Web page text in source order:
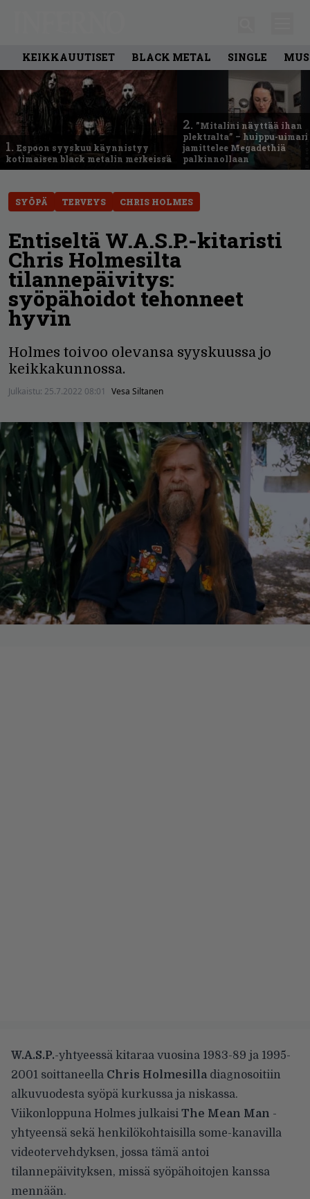
KEIKKAUUTISET BLACK METAL SINGLE
1. Espoon syyskuu käynnistyy
kotimaisen black metalin merkeissä
2. ”Mitalini näyttää ihan
plektralta” – huippu-uimari
jamittelee Megadethiä
palkinnollaan
SYÖPÄ TERVEYS CHRIS HOLMES
Entiseltä W.A.S.P.-kitaristi
Chris Holmesilta
tilannepäivitys:
syöpähoidot tehonneet
hyvin
Holmes toivoo olevansa syyskuussa jo
keikkakunnossa.
Julkaistu: 25.7.2022 08:01 Vesa Siltanen
W.A.S.P.-yhtyeessä kitaraa vuosina 1983-89 ja 1995-
2001 soittaneella Chris Holmesilla diagnosoitiin
alkuvuodesta syöpä kurkussa ja niskassa.
Viikonloppuna Holmes julkaisi The Mean Man -
yhtyeensä sekä henkilökohtaisilla some-kanavilla
videotervehdyksen, jossa tämä antoi
tilannepäivityksen, missä syöpähoitojen kanssa
mennään.